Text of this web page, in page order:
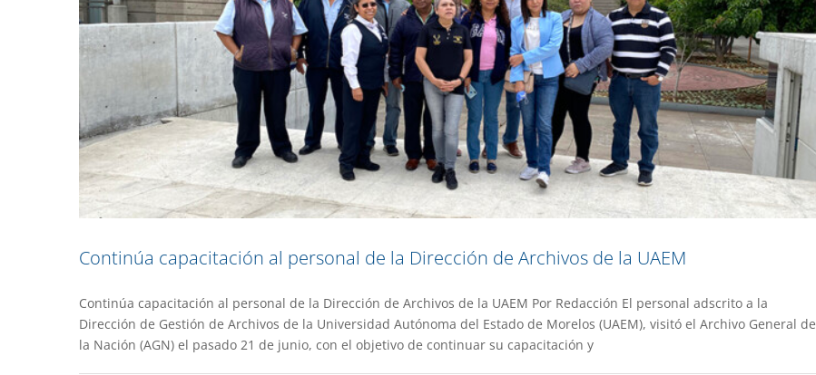
Continúa capacitación al personal de la Dirección de Archivos de la UAEM
Continúa capacitación al personal de la Dirección de Archivos de la UAEM Por Redacción El personal adscrito a la
Dirección de Gestión de Archivos de la Universidad Autónoma del Estado de Morelos (UAEM), visitó el Archivo General de
la Nación (AGN) el pasado 21 de junio, con el objetivo de continuar su capacitación y
Jóvenes estudiantes:
Gaceta UAEM No.514 Gestión